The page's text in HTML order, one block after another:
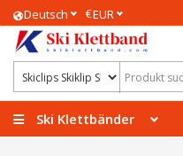
Deutsch €EUR
Ski Klettbänder